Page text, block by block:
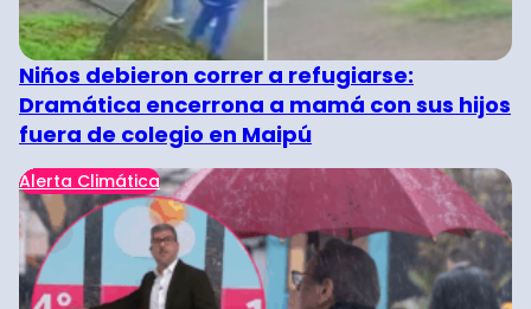
Niños debieron correr a refugiarse:
Dramática encerrona a mamá con sus hijos
fuera de colegio en Maipú
Alerta Climática